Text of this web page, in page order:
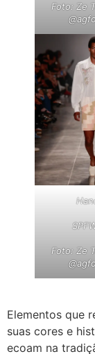
Foto: Ze
Foto: Ze
Elementos que
suas cores e
ecoam na